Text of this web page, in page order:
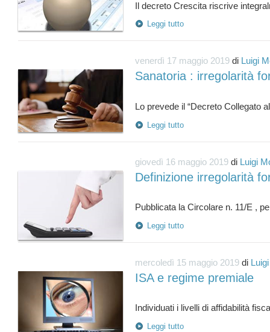
Leggi tutto
venerdì 17 maggio 2019 di Luigi
Sanatoria : irregolarità
Leggi tutto
giovedì 16 maggio 2019 di Luigi
Definizione irregolarità
Leggi tutto
mercoledì 15 maggio 2019 di
ISA e regime premiale
Leggi tutto